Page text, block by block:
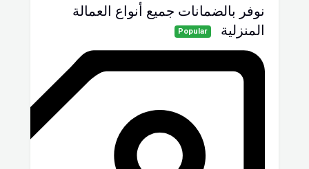
نوفر بالضمانات جميع أنواع العمالة
المنزلية
Popular